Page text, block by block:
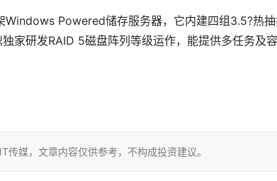
Powered储存服务器，它内建四组3.5?热抽
家研发RAID 5磁盘阵列等级运作，能提供多任务及
传媒，文章内容仅供参考，不构成投资建议。